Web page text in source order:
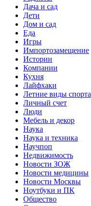
Дача и сад
Дети
Дом и сад
Еда
Игры
Импортозамещение
Истории
Компании
Кухня
Лайфхаки
Летние виды спорта
Личный счет
Люди
Мебель и декор
Наука
Наука и техника
Научпоп
Недвижимость
Новости ЗОЖ
Новости медицины
Новости Москвы
Ноутбуки и ПК
Общество